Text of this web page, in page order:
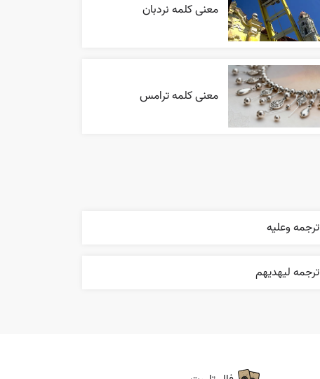
معنی کلمه نردبان
معنی کلمه ترامس
ترجمه وعليه
ترجمه ليهديهم